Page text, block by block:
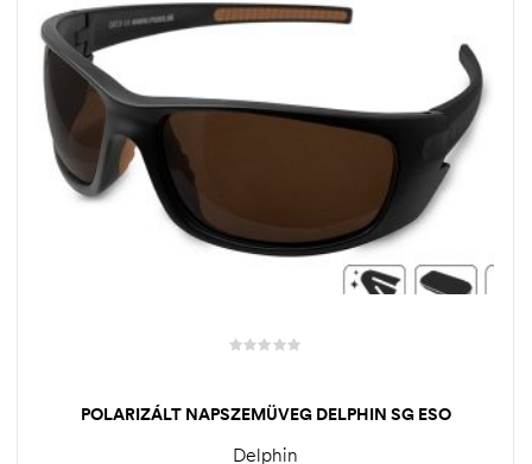
POLARIZÁLT NAPSZEMÜVEG DELPHIN SG ESO
Delphin